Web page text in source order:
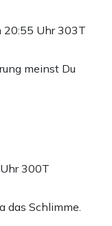
20:55 Uhr303T
meinst Du
300T
das Schlimme.